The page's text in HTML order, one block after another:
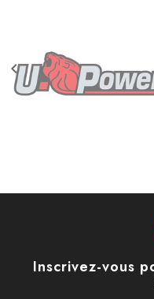

Inscrivez-vous